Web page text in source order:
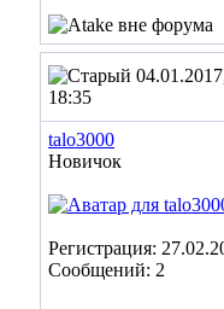
18:35
talo3000
Новичок
Регистрация:
Сообщений: 2